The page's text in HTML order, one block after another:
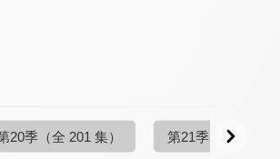
20季 （全 201 集） 第21季 （全 155